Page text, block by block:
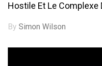
Hostile Et Le Complexe
BySimon Wilson